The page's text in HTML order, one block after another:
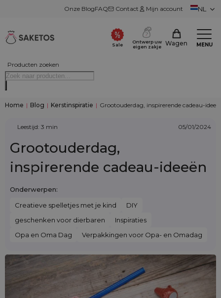
Onze BlogFAQ Contact Mijn account NL
Producten zoeken
Sale
Ontwerp uw
eigen zakje
Wagen MENU
Home | Blog | Kerstinspiratie | Grootouderdag, inspirerende cadeau-
Leestijd: 3 min 05/01/2024
Grootouderdag,
inspirerende cadeau-ideeën
Onderwerpen:
Creatieve spelletjes met je kind
DIY
geschenken voor dierbaren
Inspiraties
Opa en Oma Dag
Verpakkingen voor Opa- en Omadag